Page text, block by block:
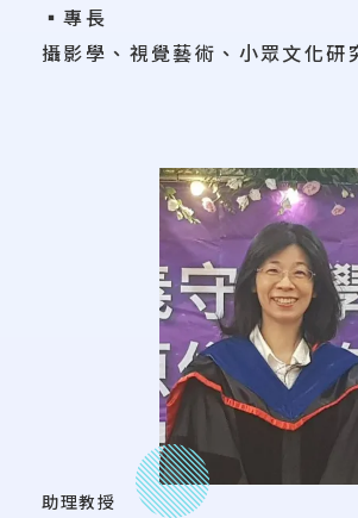
▪專長
攝影學、視覺藝術、小眾文化研
助理教授